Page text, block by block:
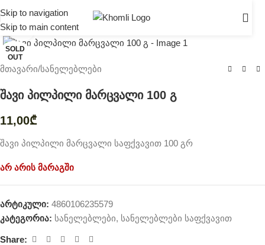
Skip to navigation
Skip to main content
SOLD
OUT
Click to enlarge
მთავარი/სანელებლები
შავი პილპილი მარცვალი 100 გ
11,00₾
შავი პილპილი მარცვალი საფქვავით 100 გრ
არ არის მარაგში
არტიკული: 4860106235579
კატეგორია: სანელებლები, სანელებლები საფქვავით
Share: